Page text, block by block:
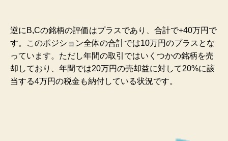
逆にB,Cの銘柄の評価はプラスであり、合計で+40万円で
す。このポジション全体の合計では10万円のプラスとな
っています。ただし年間の取引ではいくつかの銘柄を売
却しており、年間では20万円の売却益に対して20%に該
当する4万円の税金も納付している状況です。